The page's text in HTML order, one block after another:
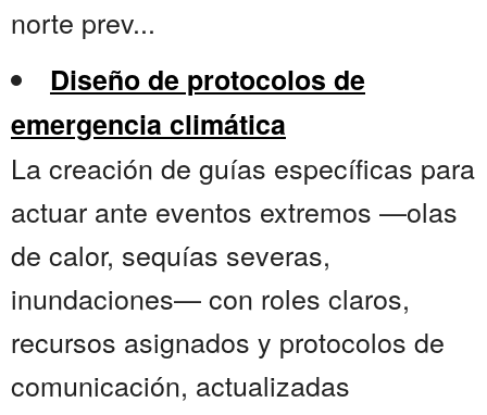
norte prev...
Diseño de protocolos de
emergencia climática
La creación de guías específicas para
actuar ante eventos extremos —olas
de calor, sequías severas,
inundaciones— con roles claros,
recursos asignados y protocolos de
comunicación, actualizadas